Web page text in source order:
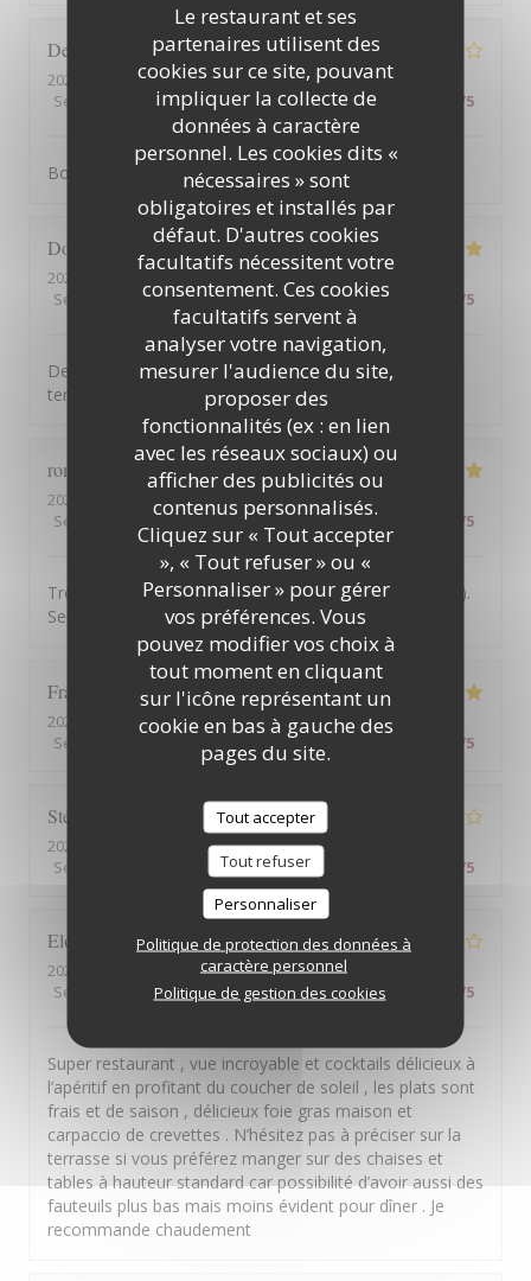
Le restaurant et ses
partenaires utilisent des
cookies sur ce site, pouvant
impliquer la collecte de
données à caractère
personnel. Les cookies dits «
nécessaires » sont
obligatoires et installés par
défaut. D'autres cookies
facultatifs nécessitent votre
consentement. Ces cookies
facultatifs servent à
analyser votre navigation,
mesurer l'audience du site,
proposer des
fonctionnalités (ex : en lien
avec les réseaux sociaux) ou
afficher des publicités ou
contenus personnalisés.
Cliquez sur « Tout accepter
», « Tout refuser » ou «
Personnaliser » pour gérer
vos préférences. Vous
pouvez modifier vos choix à
tout moment en cliquant
sur l'icône représentant un
cookie en bas à gauche des
pages du site.
Tout accepter
Tout refuser
Personnaliser
Politique de protection des données à
caractère personnel
Politique de gestion des cookies
Denis
2026-07-31
- 12:15 - Couverts 2
Service
Ambiance:4/5 Cuisine: 5/5 Qualité / Prix /5
Bonne cuisine mais service médiocre
Dominique
2026-07-31
Service
Ambiance:4 /5 Cuisine: 5/5 Qualité / Prix /5
Des ventilateurs de plafond seraient appréciés sur la
terrasse en période de chaleur.
romain
2026-07-30
- 20:00 - Couverts 2
Service
Ambiance: 5/5 Cuisine: 5/5 Qualité / Prix /5
Très belle vue, on mange très bien (qualité et quantité).
Service de qualité
François
2026-07-30
- 12:30 - Couverts 2
Service
Cuisine : /5
Stéphanie
2026-07-29
- 20:15 - Couverts 6
Service
: 4/5 Cuisine: /5
Elodie
2026-07-29
- 20:00 - Couverts 4
Service
Ambiance :4/5 Cuisine:5 /5 Qualité / Prix /5
Super restaurant , vue incroyable et cocktails délicieux à
l’apéritif en profitant du coucher de soleil , les plats sont
frais et de saison , délicieux foie gras maison et
carpaccio de crevettes . N’hésitez pas à préciser sur la
terrasse si vous préférez manger sur des chaises et
tables à hauteur standard car possibilité d’avoir aussi des
fauteuils plus bas mais moins évident pour dîner . Je
recommande chaudement